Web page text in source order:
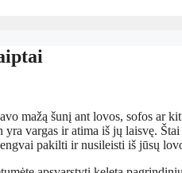
mažą šunį ant lovos, sofos ar
vargas ir atima iš jų laisvę.
pakilti ir nusileisti iš jūsų